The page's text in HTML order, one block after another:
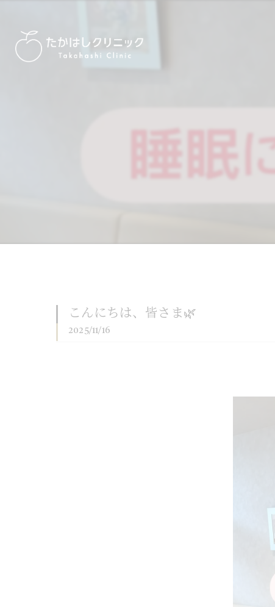
こんにちは、皆さま🌿
2025/11/16